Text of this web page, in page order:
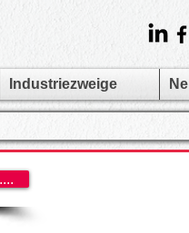
Industriezweige